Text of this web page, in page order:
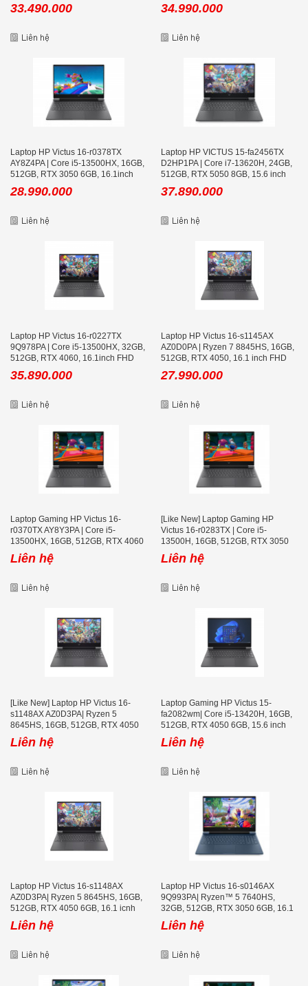
33.490.000 34.990.000
Laptop HP Victus 16-r0378TX
AY8Z4PA | Core i5-13500HX, 16GB,
512GB, RTX 3050 6GB, 16.1inch
FHD 165Hz
28.990.000
Laptop HP VICTUS 15-fa2456TX
D2HP1PA | Core i7-13620H, 24GB,
512GB, RTX 5050 8GB, 15.6 inch
FHD 144Hz, Mica Silver
37.890.000
Laptop HP Victus 16-r0227TX
9Q978PA | Core i5-13500HX, 32GB,
512GB, RTX 4060, 16.1inch FHD
35.890.000
Laptop HP Victus 16-s1145AX
AZ0D0PA | Ryzen 7 8845HS, 16GB,
512GB, RTX 4050, 16.1 inch FHD
27.990.000
Laptop Gaming HP Victus 16-
r0370TX AY8Y3PA | Core i5-
13500HX, 16GB, 512GB, RTX 4060
8GB, 16 icnh FHD 165Hz
Liên hệ
[Like New] Laptop Gaming HP
Victus 16-r0283TX | Core i5-
13500H, 16GB, 512GB, RTX 3050
6GB, 16.1 inch FHD 144Hz
Liên hệ
[Like New] Laptop HP Victus 16-
s1148AX AZ0D3PA| Ryzen 5
8645HS, 16GB, 512GB, RTX 4050
6GB, 16.1 icnh FHD 165Hz 100%
sRGB
Liên hệ
Laptop Gaming HP Victus 15-
fa2082wm| Core i5-13420H, 16GB,
512GB, RTX 4050 6GB, 15.6 inch
FHD 144Hz
Liên hệ
Laptop HP Victus 16-s1148AX
AZ0D3PA| Ryzen 5 8645HS, 16GB,
512GB, RTX 4050 6GB, 16.1 icnh
FHD 165Hz 100% sRGB
Liên hệ
Laptop HP Victus 16-s0146AX
9Q993PA| Ryzen™ 5 7640HS,
32GB, 512GB, RTX 3050 6GB, 16.1
icnh FHD 144Hz
Liên hệ